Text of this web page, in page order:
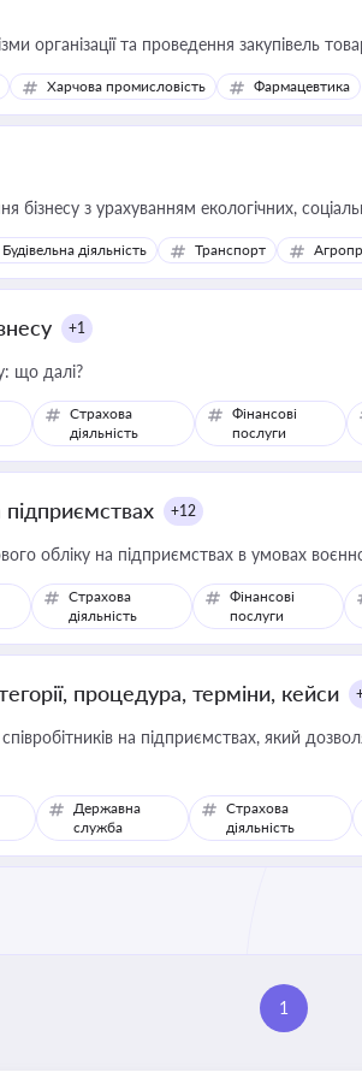
організації та проведення закупівель
Харчова промисловість Фармацевтика
бізнесу з урахуванням екологічних,
Будівельна діяльність Транспорт
+1
що далі?
Страхова
діяльність
Фінансові
послуги
підприємствах +12
обліку на підприємствах в умовах
Страхова
діяльність
Фінансові
послуги
процедура, терміни, кейси
на підприємствах, який
Державна
служба
Страхова
діяльність
1